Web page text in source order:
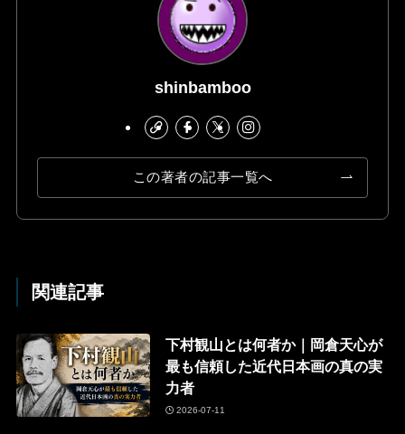
shinbamboo
この著者の記事一覧へ
関連記事
下村観山とは何者か｜岡倉天心が
最も信頼した近代日本画の真の実
力者
2026-07-11